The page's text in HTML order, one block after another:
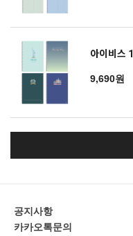
아이비스
9,690원
공지사항
카카오톡문의